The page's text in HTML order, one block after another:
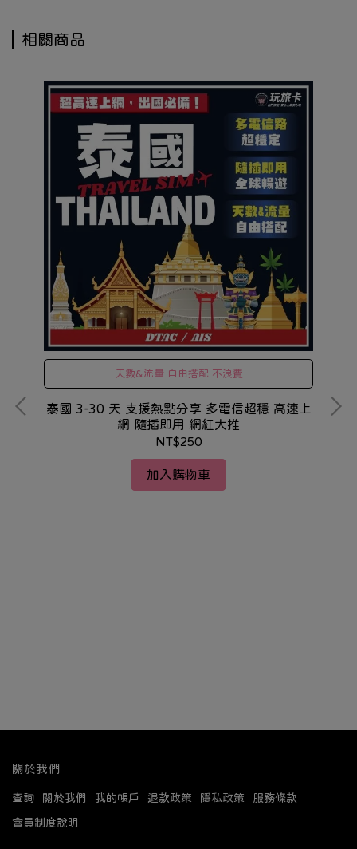
相關商品
天數&流量 自由搭配 不浪費
泰國 3-30 天 支援熱點分享 多電信超穩 高速上
網 隨插即用 網紅大推
NT$250
加入購物車
中
關於我們
查詢 關於我們 我的帳戶 退款政策 隱私政策
服務條款
會員制度說明